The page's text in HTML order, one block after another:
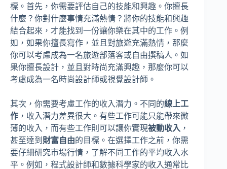
標。首先，你需要評估自己的技能和興趣。你擅長
什麼？你對什麼事情充滿熱情？將你的技能和興趣
結合起來，才能找到一份讓你樂在其中的工作。例
如，如果你擅長寫作，並且對旅遊充滿熱情，那麼
你可以考慮成為一名旅遊部落客或自由撰稿人。如
果你擅長設計，並且對時尚充滿興趣，那麼你可以
考慮成為一名時尚設計師或視覺設計師。
其次，你需要考慮工作的收入潛力。不同的線上工
作 ，收入潛力差異很大。有些工作可能只能帶來微
薄的收入，而有些工作則可以讓你實現被動收入 ，
甚至達到 財富自由的目標。在選擇工作之前，你需
要仔細研究市場行情，了解不同工作的平均收入水
平。例如，程式設計師和數據科學家的收入通常比